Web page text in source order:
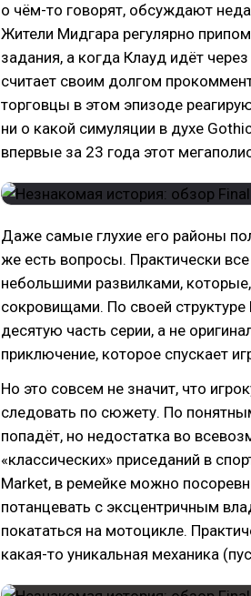
о чём-то говорят, обсуждают
Жители Мидгара регулярно
задания, а когда Клауд идёт
считает своим долгом
торговцы в этом эпизоде
ни о какой симуляции в духе
впервые за 23 года этот
Даже самые глухие его районы
же есть вопросы. Практически
небольшими развилками,
сокровищами. По своей
десятую часть серии, а не
приключение, которое спускает
Но это совсем не значит, что
следовать по сюжету. По
попадёт, но недостатка во
«классических» приседаний в
Market, в ремейке можно
потанцевать с эксцентричным
покататься на мотоцикле.
какая-то уникальная механика